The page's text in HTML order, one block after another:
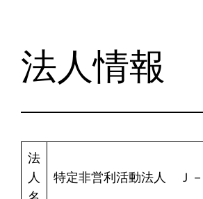
法人情報
法
人
特定非営利活動法人 Ｊ－